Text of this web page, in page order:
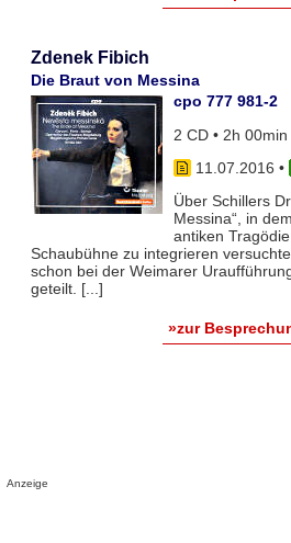
Zdenek Fibich
Die Braut von Messina
cpo 777 981-2
2 CD • 2h 00min
11.07.2016 •
Über Schillers
Messina“, in
antiken
Schaubühne zu integrieren
schon bei der Weimarer
geteilt. [...]
»zur
Anzeige